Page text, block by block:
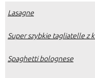
Lasagne
Super szybkie tagliatelle z
Spaghetti bolognese